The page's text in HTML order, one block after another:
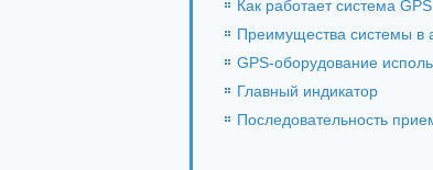
Как работает система GPS
Преимущества системы в
GPS-оборудование
Главный индикатор
Последовательность